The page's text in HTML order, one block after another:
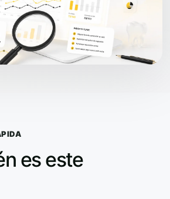
es este